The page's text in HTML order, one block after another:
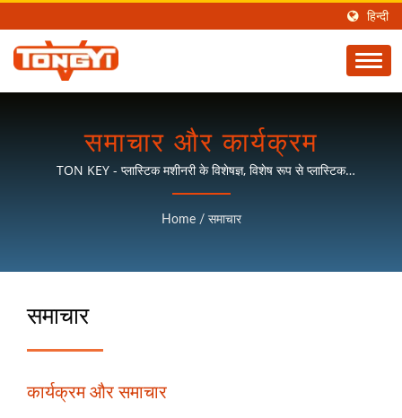
हिन्दी
समाचार और कार्यक्रम
TON KEY - प्लास्टिक मशीनरी के विशेषज्ञ, विशेष रूप से प्लास्टिक
प्रसंस्करण मशीनरी के लिए पूरे संयंत्र परियोजना में महत्वपूर्ण।
Home / समाचार
समाचार
कार्यक्रम और समाचार